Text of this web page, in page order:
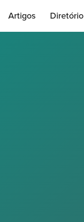
Artigos Diretório